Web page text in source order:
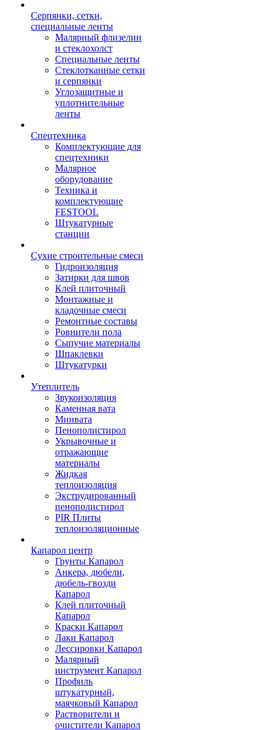
Серпянки, сетки,
специальные ленты
Малярный флизелин
и стеклохолст
Специальные ленты
Стеклотканные сетки
и серпянки
Углозащитные и
уплотнительные
ленты
Спецтехника
Комплектующие для
спецтехники
Малярное
оборудование
Техника и
комплектующие
FESTOOL
Штукатурные
станции
Сухие строительные смеси
Гидроизоляция
Затирки для швов
Клей плиточный
Монтажные и
кладочные смеси
Ремонтные составы
Ровнители пола
Сыпучие материалы
Шпаклевки
Штукатурки
Утеплитель
Звукоизоляция
Каменная вата
Минвата
Пенополистирол
Укрывочные и
отражающие
материалы
Жидкая
теплоизоляция
Экструдированный
пенополистирол
PIR Плиты
теплоизоляционные
Капарол центр
Грунты Капарол
Анкера, дюбели,
дюбель-гвозди
Капарол
Клей плиточный
Капарол
Краски Капарол
Лаки Капарол
Лессировки Капарол
Малярный
инструмент Капарол
Профиль
штукатурный,
маячковый Капарол
Растворители и
очистители Капарол